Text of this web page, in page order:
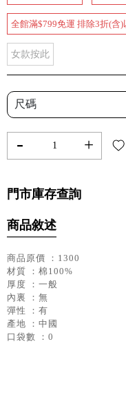
全館滿$799免運 排除3折(含
女款按此
尺碼
- +
門市庫存查詢
商品敘述
商品原價 ：1300
材質 ：棉100%
厚度 ：一般
內裏 ：無
彈性 ：有
產地 ：中國
口袋數 ：0